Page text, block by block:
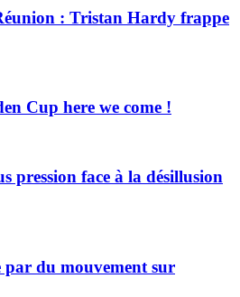
: Tristan Hardy frappe
Cup here we come !
pression face à la désillusion
par du mouvement sur